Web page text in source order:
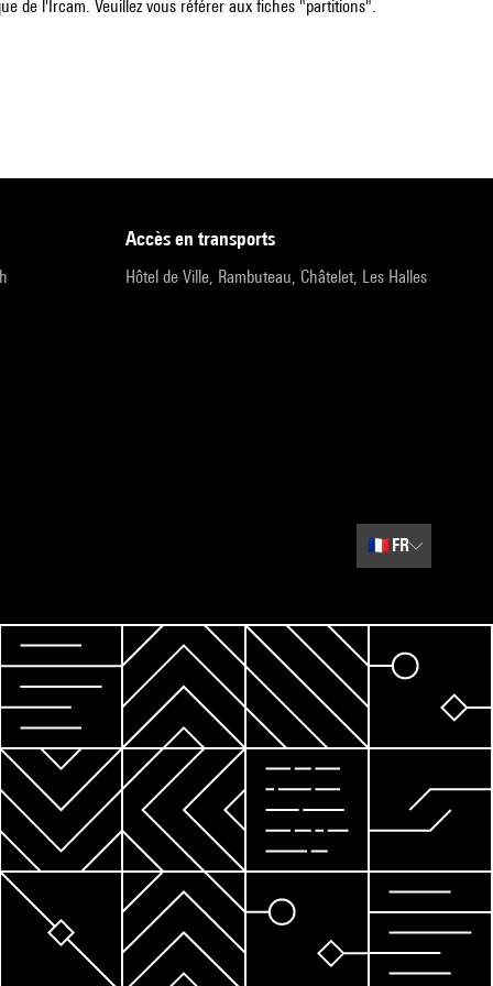
de l'Ircam. Veuillez vous référer aux fiches "partitions".
accès en transports
Hôtel de Ville, Rambuteau, Châtelet, Les Halles
🇫🇷 FR